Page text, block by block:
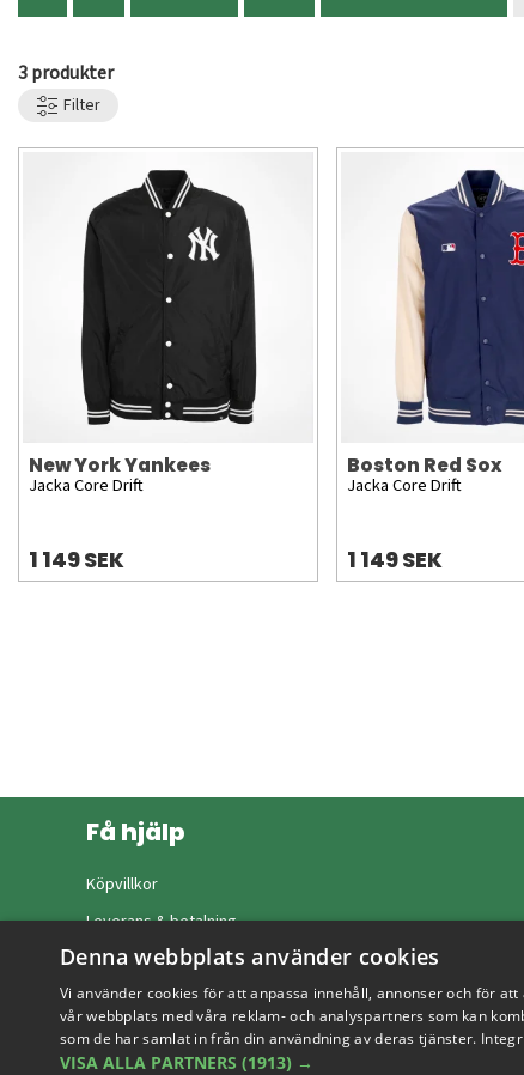
3 produkter
Filter
New York Yankees
Jacka Core Drift
1 149 SEK
Boston Red Sox
Jacka Core Drift
1 149 SEK
Få hjälp
Köpvillkor
Leverans & betalning
Returer & byten
Vanliga frågor
Denna webbplats använder cookies
Vi använder cookies för att anpassa innehåll, annonser och för
vår webbplats med våra reklam- och analyspartners som kan
som de har samlat in från din användning av deras tjänster.
VISA ALLA PARTNERS (1913) →